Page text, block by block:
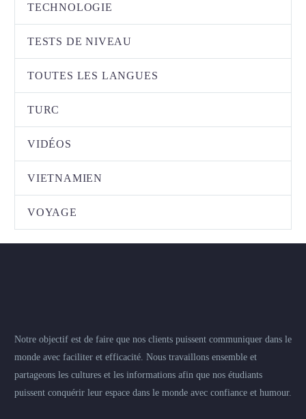
TECHNOLOGIE
TESTS DE NIVEAU
TOUTES LES LANGUES
TURC
VIDÉOS
VIETNAMIEN
VOYAGE
Notre objectif est de faire que nos clients puissent communiquer dans le
monde avec faciliter et efficacité. Nous travaillons ensemble et
partageons les cultures et les informations afin que nos étudiants
puissent conquérir leur espace dans le monde avec confiance et humour.